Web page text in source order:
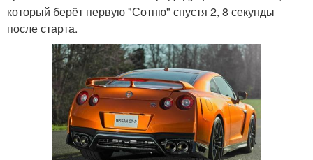
который берёт первую "Сотню" спустя 2, 8 секунды
после старта.